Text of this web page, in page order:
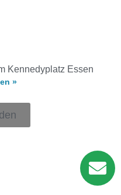
Kennedyplatz Essen
»